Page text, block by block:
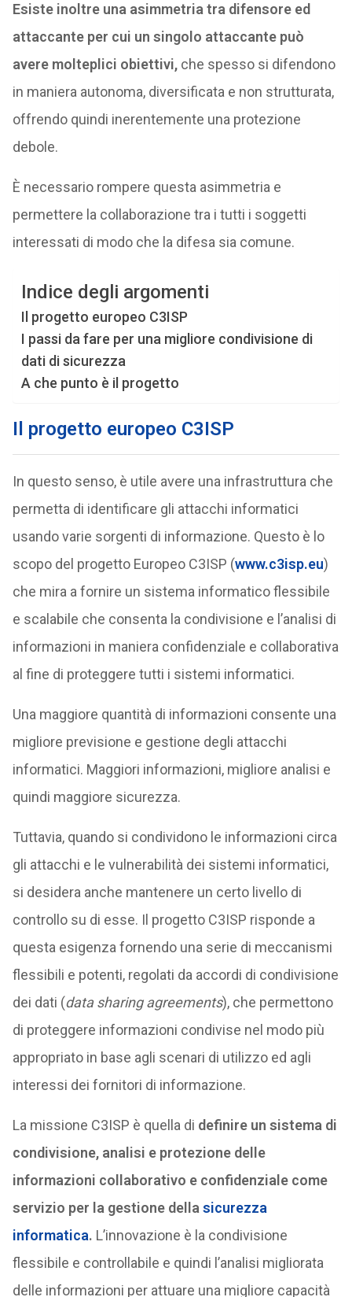
Esiste inoltre una asimmetria tra difensore ed
attaccante per cui un singolo attaccante può
avere molteplici obiettivi,che spesso si difendono
in maniera autonoma, diversificata e non strutturata,
offrendo quindi inerentemente una protezione
debole.
È necessario rompere questa asimmetria e
permettere la collaborazione tra i tutti i soggetti
interessati di modo che la difesa sia comune.
Indice degli argomenti
Il progetto europeo C3ISP
I passi da fare per una migliore condivisione di
dati di sicurezza
A che punto è il progetto
Il progetto europeo C3ISP
In questo senso, è utile avere una infrastruttura che
permetta di identificare gli attacchi informatici
usando varie sorgenti di informazione. Questo è lo
scopo del progetto Europeo C3ISP (www.c3isp.eu)
che mira a fornire un sistema informatico flessibile
e scalabile che consenta la condivisione e l’analisi di
informazioni in maniera confidenziale e collaborativa
al fine di proteggere tutti i sistemi informatici.
Una maggiore quantità di informazioni consente una
migliore previsione e gestione degli attacchi
informatici. Maggiori informazioni, migliore analisi e
quindi maggiore sicurezza.
Tuttavia, quando si condividono le informazioni circa
gli attacchi e le vulnerabilità dei sistemi informatici,
si desidera anche mantenere un certo livello di
controllo su di esse. Il progetto C3ISP risponde a
questa esigenza fornendo una serie di meccanismi
flessibili e potenti, regolati da accordi di condivisione
dei dati (data sharing agreements), che permettono
di proteggere informazioni condivise nel modo più
appropriato in base agli scenari di utilizzo ed agli
interessi dei fornitori di informazione.
La missione C3ISP è quella di definire un sistema di
condivisione, analisi e protezione delle
informazioni collaborativo e confidenziale come
servizio per la gestione della sicurezza
informatica. L’innovazione è la condivisione
flessibile e controllabile e quindi l’analisi migliorata
delle informazioni per attuare una migliore capacità